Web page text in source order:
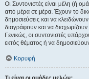
Οι Συντονιστές είναι μέλη (ή
από μέρα σε μέρα. Έχουν το
δημοσιεύσεις και να
διαγράφουν και να
Γενικώς, οι συντονιστές
εκτός θέματος ή να
Κορυφή